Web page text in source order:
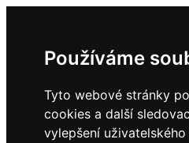
Používáme
Tyto webové stránky
cookies a další
vylepšení